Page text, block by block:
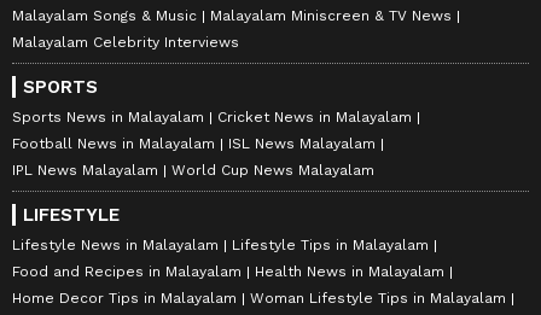
Malayalam Songs & Music
Malayalam Miniscreen & TV News
Malayalam Celebrity Interviews
SPORTS
Sports News in Malayalam
Cricket News in Malayalam
Football News in Malayalam
ISL News Malayalam
IPL News Malayalam
World Cup News Malayalam
LIFESTYLE
Lifestyle News in Malayalam
Lifestyle Tips in Malayalam
Food and Recipes in Malayalam
Health News in Malayalam
Home Decor Tips in Malayalam
Woman Lifestyle Tips in Malayalam